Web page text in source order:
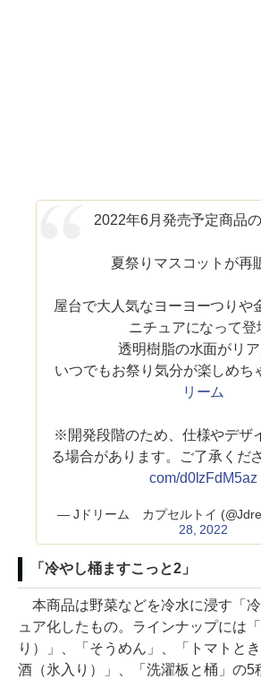
2022年6月発売予定商品
夏祭りマスコットが再
屋台で大人気なヨーヨーつりや
ニチュアになって登
透明樹脂の水面がリア
いつでもお祭り気分が楽しめち
リーム
※開発段階のため、仕様やデザ
る場合があります。ご了承くだ
com/d0lzFdM5az
— Jドリーム カプセルトイ
28, 2022
「冷やし桶ますこっと2」
本商品は野菜などを冷水に浸す「
ュア化したもの。ラインナップには
り）」、「そうめん」、「トマトと
酒（氷入り）」、「洗濯板と桶」の5